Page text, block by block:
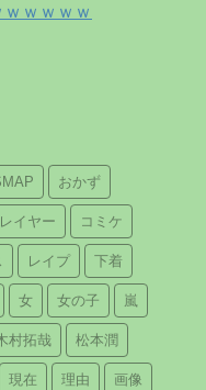
ｗｗｗｗ
おかず
イヤー コミケ
レイプ 下着
女 女の子 嵐
村拓哉 松本潤
現在 理由 画像